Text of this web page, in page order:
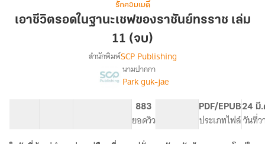
รอด
เชฟ
ราชันย์
รักคอมเมดี้
เอาชีวิตรอดในฐานะเชฟของราชันย์ทรราช เล่ม
11 (จบ)
เรื่อง
เอา
รอด
ใน
สำนักพิมพ์SCP Publishing
นามปากกา
Park guk-jae
883
ยอดวิว
PDF/EPUB
ประเภทไฟล์
24 มี
วันที่ว